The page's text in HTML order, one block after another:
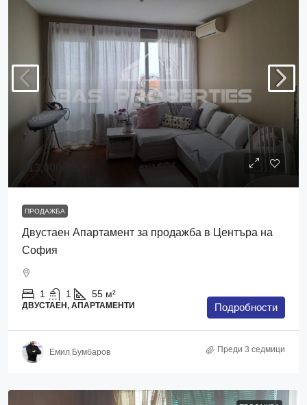
213,000€
ПРОДАЖБА
Двустаен Апартамент за продажба в Центъра на
София
1 1 55 м²
ДВУСТАЕН, АПАРТАМЕНТИ Подробности
Емил Бумбаров Преди 3 седмици